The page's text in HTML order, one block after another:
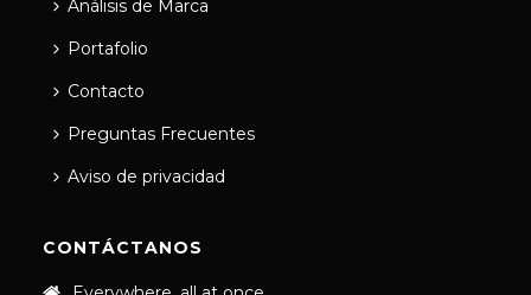
Análisis de Marca
Portafolio
Contacto
Preguntas Frecuentes
Aviso de privacidad
CONTÁCTANOS